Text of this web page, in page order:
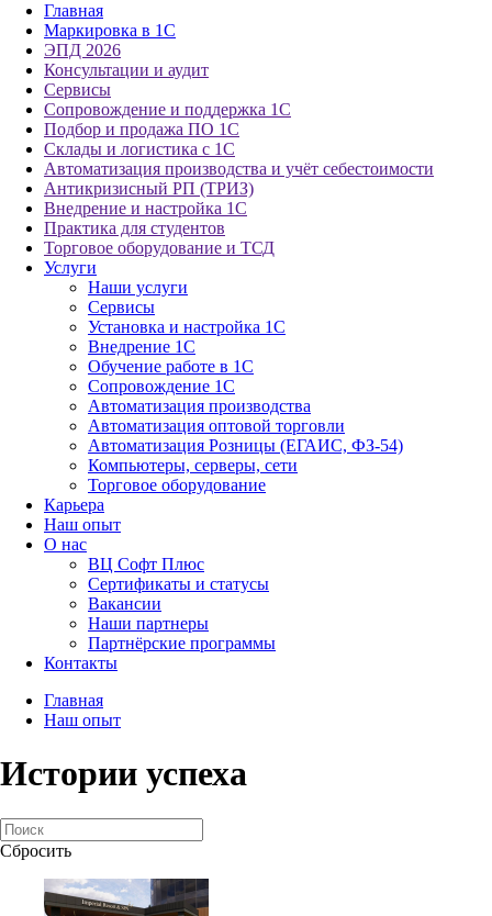
Главная
Маркировка в 1С
ЭПД 2026
Консультации и аудит
Сервисы
Сопровождение и поддержка 1С
Подбор и продажа ПО 1С
Склады и логистика с 1С
Автоматизация производства и учёт себестоимости
Антикризисный РП (ТРИЗ)
Внедрение и настройка 1С
Практика для студентов
Торговое оборудование и ТСД
Услуги
Наши услуги
Сервисы
Установка и настройка 1С
Внедрение 1С
Обучение работе в 1С
Сопровождение 1С
Автоматизация производства
Автоматизация оптовой торговли
Автоматизация Розницы (ЕГАИС, ФЗ-54)
Компьютеры, серверы, сети
Торговое оборудование
Карьера
Наш опыт
О нас
ВЦ Софт Плюс
Сертификаты и статусы
Вакансии
Наши партнеры
Партнёрские программы
Контакты
Главная
Наш опыт
Истории успеха
Сбросить